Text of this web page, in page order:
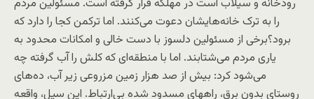
رودخانه و سیلاب است در مهلکه قرار گرفته است. مسئولین مردم
را به ترک خانه‌هایشان دعوت می‌کنند. اما ترکمن کجا را دارد که
برود؟برخی از مسئولین دلسوز با دست خالی و امکانات محدود به
یاری مردم می‌شتابند. اما با منطقه‌ای که کلش را آب گرفته چه
می‌شود کرد: بیش از صد هزار زمین مزروعی زیر آب، ده‌های
روستای بدون برق، راههای مسدود شده بی‌ارتباط. این سیل، واقعه